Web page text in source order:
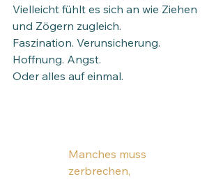
Vielleicht fühlt es sich an wie Ziehen
und Zögern zugleich.
Faszination. Verunsicherung.
Hoffnung. Angst.
Oder alles auf einmal.
Manches muss
zerbrechen,